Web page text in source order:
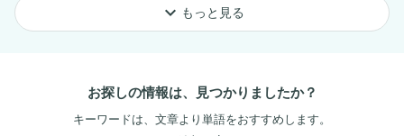
keyboard_arrow_down もっと見る
お探しの情報は、見つかりましたか？
キーワードは、文章より単語をおすすめします。